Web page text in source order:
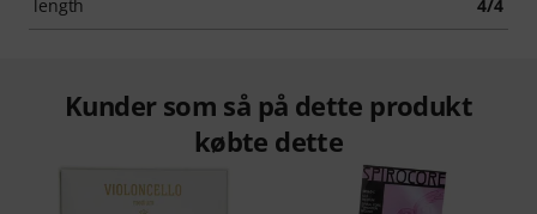
length 4/4
Kunder som så på dette produkt
købte dette